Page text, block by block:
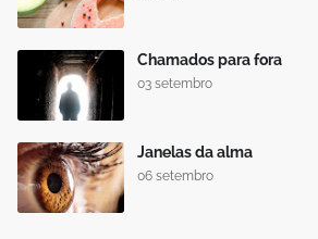
Chamados para fora
03 setembro
Janelas da alma
06 setembro